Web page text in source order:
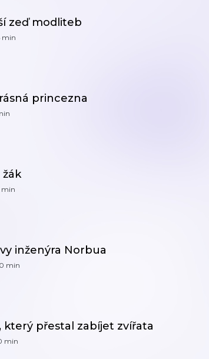
zeď modliteb
min
princezna
žák
min
inženýra Norbua
min
který přestal zabíjet zvířata
min